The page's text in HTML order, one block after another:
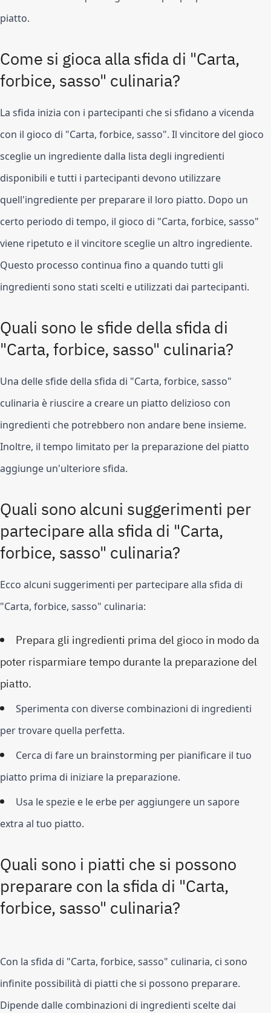
piatto.
Come si gioca alla sfida di "Carta,
forbice, sasso" culinaria?
La sfida inizia con i partecipanti che si sfidano a vicenda
con il gioco di "Carta, forbice, sasso". Il vincitore del gioco
sceglie un ingrediente dalla lista degli ingredienti
disponibili e tutti i partecipanti devono utilizzare
quell'ingrediente per preparare il loro piatto. Dopo un
certo periodo di tempo, il gioco di "Carta, forbice, sasso"
viene ripetuto e il vincitore sceglie un altro ingrediente.
Questo processo continua fino a quando tutti gli
ingredienti sono stati scelti e utilizzati dai partecipanti.
Quali sono le sfide della sfida di
"Carta, forbice, sasso" culinaria?
Una delle sfide della sfida di "Carta, forbice, sasso"
culinaria è riuscire a creare un piatto delizioso con
ingredienti che potrebbero non andare bene insieme.
Inoltre, il tempo limitato per la preparazione del piatto
aggiunge un'ulteriore sfida.
Quali sono alcuni suggerimenti per
partecipare alla sfida di "Carta,
forbice, sasso" culinaria?
Ecco alcuni suggerimenti per partecipare alla sfida di
"Carta, forbice, sasso" culinaria:
Prepara gli ingredienti prima del gioco in modo da
poter risparmiare tempo durante la preparazione del
piatto.
Sperimenta con diverse combinazioni di ingredienti
per trovare quella perfetta.
Cerca di fare un brainstorming per pianificare il tuo
piatto prima di iniziare la preparazione.
Usa le spezie e le erbe per aggiungere un sapore
extra al tuo piatto.
Quali sono i piatti che si possono
preparare con la sfida di "Carta,
forbice, sasso" culinaria?
Con la sfida di "Carta, forbice, sasso" culinaria, ci sono
infinite possibilità di piatti che si possono preparare.
Dipende dalle combinazioni di ingredienti scelte dai